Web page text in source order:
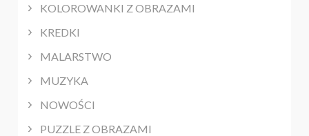
KOLOROWANKI Z OBRAZAMI
KREDKI
MALARSTWO
MUZYKA
NOWOŚCI
PUZZLE Z OBRAZAMI